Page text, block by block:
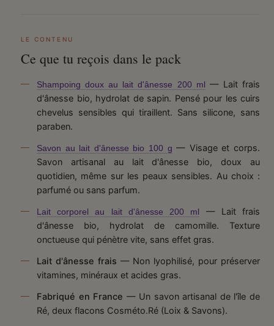
LE CONTENU
Ce que tu reçois dans le pack
Shampoing doux au lait d'ânesse 200 ml — Lait frais
d'ânesse bio, hydrolat de sapin. Pensé pour les cuirs
chevelus sensibles qui tiraillent. Sans silicone, sans
paraben.
Savon au lait d'ânesse bio 100 g — Visage et corps.
Savon artisanal au lait d'ânesse bio, doux au
quotidien, même sur les peaux sensibles. Au choix :
parfumé ou sans parfum.
Lait corporel au lait d'ânesse 200 ml
— Lait frais
d'ânesse bio, hydrolat de camomille. Texture
onctueuse qui pénètre vite, sans effet gras.
Lait d'ânesse frais — Non lyophilisé, pour préserver
vitamines, minéraux et acides gras.
Fabriqué en France — Un savon artisanal de l'île de
Ré, deux flacons Cosméto.Ré (Loix & Savons).